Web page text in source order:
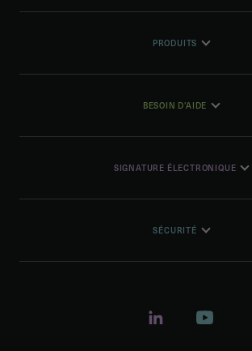
PRODUITS
BESOIN D'AIDE
SIGNATURE ÉLECTRONIQUE
SÉCURITÉ